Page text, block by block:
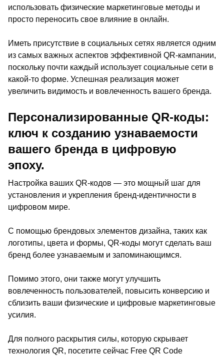
использовать физические маркетинговые методы и
просто переносить свое влияние в онлайн.
Иметь присутствие в социальных сетях является одним
из самых важных аспектов эффективной QR-кампании,
поскольку почти каждый использует социальные сети в
какой-то форме. Успешная реализация может
увеличить видимость и вовлеченность вашего бренда.
Персонализированные QR-коды:
ключ к созданию узнаваемости
вашего бренда в цифровую
эпоху.
Настройка ваших QR-кодов — это мощный шаг для
установления и укрепления бренд-идентичности в
цифровом мире.
С помощью брендовых элементов дизайна, таких как
логотипы, цвета и формы, QR-коды могут сделать ваш
бренд более узнаваемым и запоминающимся.
Помимо этого, они также могут улучшить
вовлеченность пользователей, повысить конверсию и
сблизить ваши физические и цифровые маркетинговые
усилия.
Для полного раскрытия силы, которую скрывает
технология QR, посетите сейчас Free QR Code